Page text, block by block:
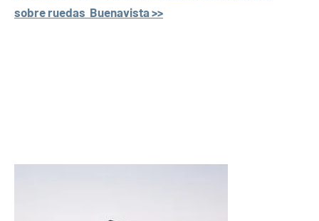
sobre ruedas Buenavista >>